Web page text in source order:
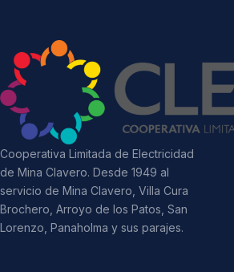
Cooperativa Limitada de Electricidad
de Mina Clavero. Desde 1949 al
servicio de Mina Clavero, Villa Cura
Brochero, Arroyo de los Patos, San
Lorenzo, Panaholma y sus parajes.